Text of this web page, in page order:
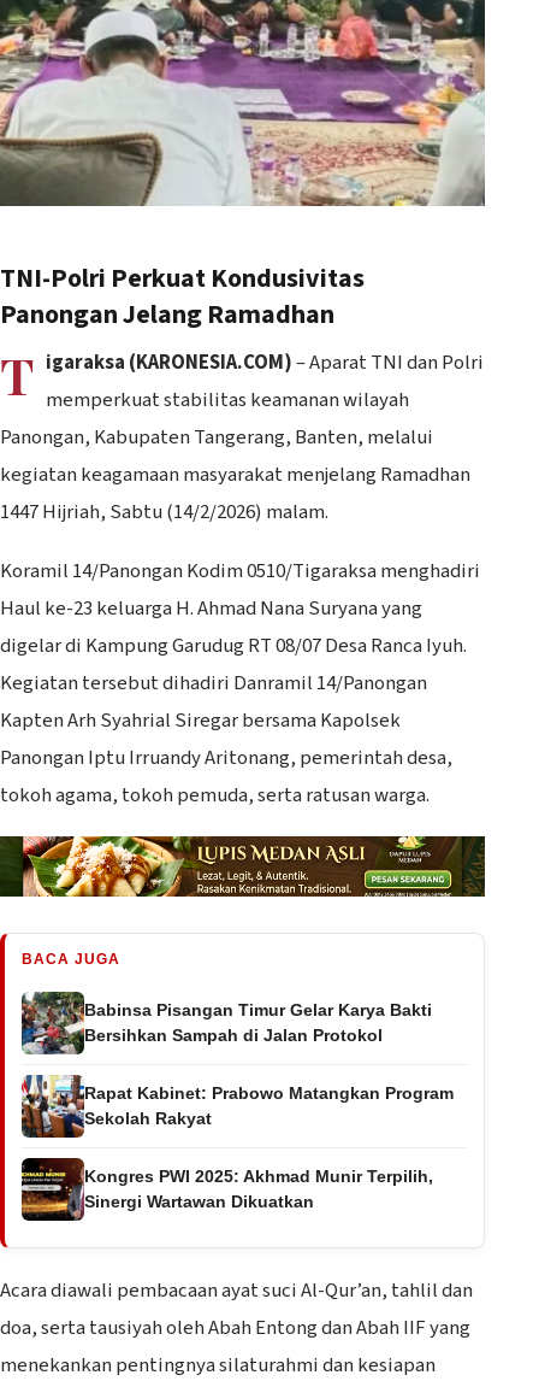
TNI-Polri Perkuat Kondusivitas
Panongan Jelang Ramadhan
T igaraksa (KARONESIA.COM)– Aparat TNI dan Polri
memperkuat stabilitas keamanan wilayah
Panongan, Kabupaten Tangerang, Banten, melalui
kegiatan keagamaan masyarakat menjelang Ramadhan
1447 Hijriah, Sabtu (14/2/2026) malam.
Koramil 14/Panongan Kodim 0510/Tigaraksa menghadiri
Haul ke-23 keluarga H. Ahmad Nana Suryana yang
digelar di Kampung Garudug RT 08/07 Desa Ranca Iyuh.
Kegiatan tersebut dihadiri Danramil 14/Panongan
Kapten Arh Syahrial Siregar bersama Kapolsek
Panongan Iptu Irruandy Aritonang, pemerintah desa,
tokoh agama, tokoh pemuda, serta ratusan warga.
BACA JUGA
Babinsa Pisangan Timur Gelar Karya Bakti
Bersihkan Sampah di Jalan Protokol
Rapat Kabinet: Prabowo Matangkan Program
Sekolah Rakyat
Kongres PWI 2025: Akhmad Munir Terpilih,
Sinergi Wartawan Dikuatkan
Acara diawali pembacaan ayat suci Al-Qur’an, tahlil dan
doa, serta tausiyah oleh Abah Entong dan Abah IIF yang
menekankan pentingnya silaturahmi dan kesiapan